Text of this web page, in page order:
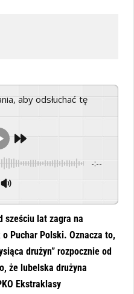
-:--
sześciu lat zagra na
Puchar Polski. Oznacza to,
drużyn” rozpocznie od
że lubelska drużyna
Ekstraklasy